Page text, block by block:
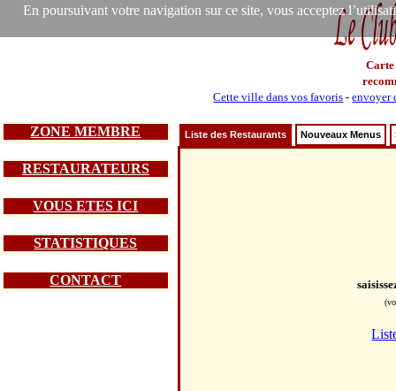
En poursuivant votre navigation sur ce site, vous acceptez
Carte
Cette ville dans vos favoris -envoyer
ZONE MEMBRE
RESTAURATEURS
VOUS ETES ICI
STATISTIQUES
CONTACT
Liste des Restaurants Nouveaux Menus